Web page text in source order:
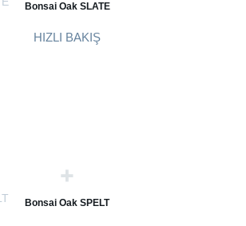
Bonsai Oak SLATE
HIZLI BAKIŞ
Bonsai Oak SPELT